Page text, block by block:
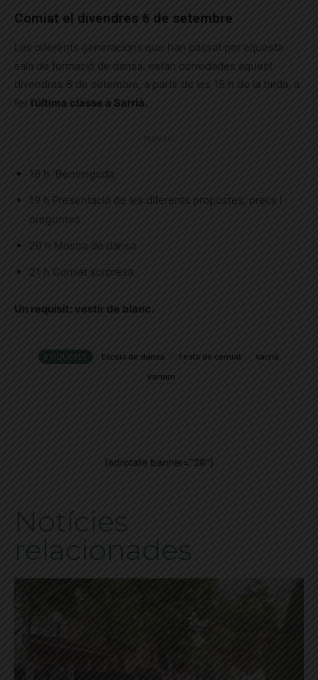
Comiat el divendres 6 de setembre
Les diferents generacions que han passat per aquesta
sala de formació de dansa, estan convidades aquest
divendres 6 de setembre, a partir de les 18 h de la tarda, a
fer l’última classe a Sarrià.
18 h Benvinguda
19 h Presentació de les diferents propostes, precs i
preguntes
20 h Mostra de dansa
21 h Comiat sorpresa
Un requisit: vestir de blanc.
ETIQUETES Escola de dansa Festa de comiat
sarria
Varium
[adrotate banner="28"]
Notícies
relacionades